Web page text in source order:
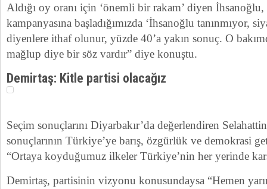
Aldığı oy oranı için ‘önemli bir rakam’ diyen
kampanyasına başladığımızda ‘İhsanoğlu tanınmıyor,
diyenlere ithaf olunur, yüzde 40’a yakın sonuç. O
mağlup diye bir söz vardır” diye konuştu.
Demirtaş: Kitle partisi olacağız
Seçim sonuçlarını Diyarbakır’da değerlendiren
sonuçlarının Türkiye’ye barış, özgürlük ve demokrasi
“Ortaya koyduğumuz ilkeler Türkiye’nin her yerinde
Demirtaş, partisinin vizyonu konusundaysa “Hemen